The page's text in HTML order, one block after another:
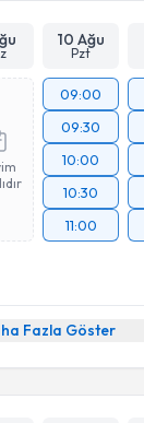
10 Ağu
Pzt
09:00
09:30
10:00
10:30
11:00
Fazla Göster